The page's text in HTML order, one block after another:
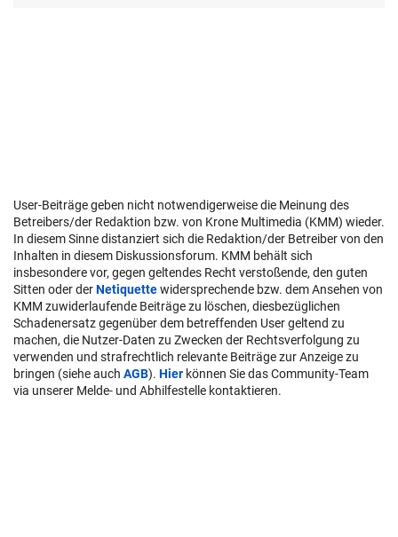
User-Beiträge geben nicht notwendigerweise die Meinung des
Betreibers/der Redaktion bzw. von Krone Multimedia (KMM) wieder.
In diesem Sinne distanziert sich die Redaktion/der Betreiber von den
Inhalten in diesem Diskussionsforum. KMM behält sich
insbesondere vor, gegen geltendes Recht verstoßende, den guten
Sitten oder derNetiquettewidersprechende bzw. dem Ansehen von
KMM zuwiderlaufende Beiträge zu löschen, diesbezüglichen
Schadenersatz gegenüber dem betreffenden User geltend zu
machen, die Nutzer-Daten zu Zwecken der Rechtsverfolgung zu
verwenden und strafrechtlich relevante Beiträge zur Anzeige zu
bringen (siehe auch AGB). Hier können Sie das Community-Team
via unserer Melde- und Abhilfestelle kontaktieren.